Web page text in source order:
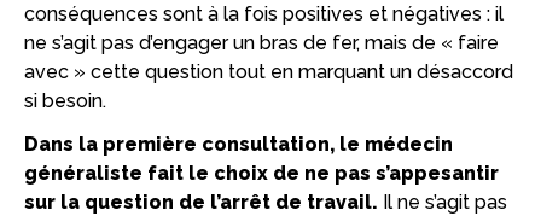
conséquences sont à la fois positives et négatives : il
ne s’agit pas d’engager un bras de fer, mais de « faire
avec » cette question tout en marquant un désaccord
si besoin.
Dans la première consultation, le médecin
généraliste fait le choix de ne pas s’appesantir
sur la question de l’arrêt de travail. Il ne s’agit pas